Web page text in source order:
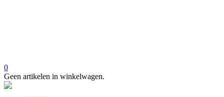
0
Geen artikelen in winkelwagen.